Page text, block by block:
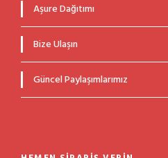
Aşure Dağıtımı
Bize Ulaşın
Güncel Paylaşımlarımız